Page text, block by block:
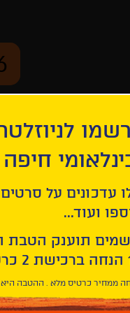
פראי
חיפה
עדכונים על
ועוד...
תוענק הטבת
.
ממחיר כרטיס מלא . ההטבה